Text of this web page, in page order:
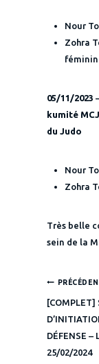
Nour
Zohra
05/11/2023
kumité
du Judo
Nour
Zohra
Très belle
sein de la
de
[COMPLET]
DÉFENSE –
25/02/2024